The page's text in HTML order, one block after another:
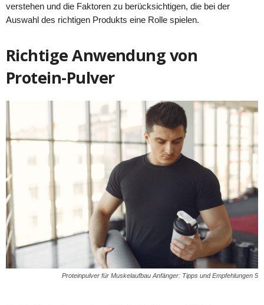
verstehen und die Faktoren zu berücksichtigen, die bei der
Auswahl des richtigen Produkts eine Rolle spielen.
Richtige Anwendung von
Protein-Pulver
Proteinpulver für Muskelaufbau Anfänger: Tipps und Empfehlungen 5